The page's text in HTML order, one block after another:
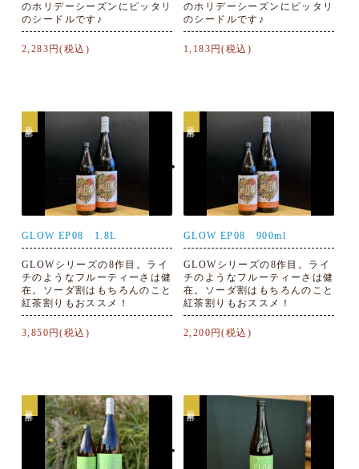
のホリデーシーズンにピッタリ
のシードルです♪
2,283円(税込)
のホリデーシーズンにピッタリ
のシードルです♪
1,183円(税込)
GLOW EP08 1.8L
GLOWシリーズの8作目。ライ
チのようなフルーティーさは健
在。ソーダ割はもちろんのこと
紅茶割りもおススメ！
3,850円(税込)
GLOW EP08 900ml
GLOWシリーズの8作目。ライ
チのようなフルーティーさは健
在。ソーダ割はもちろんのこと
紅茶割りもおススメ！
2,200円(税込)